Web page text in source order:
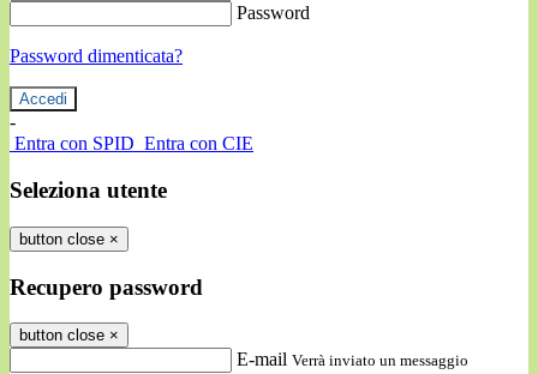
Password
Password dimenticata?
-
Entra con SPID Entra con CIE
Seleziona utente
button close ×
Recupero password
button close ×
E-mail Verrà inviato un messaggio